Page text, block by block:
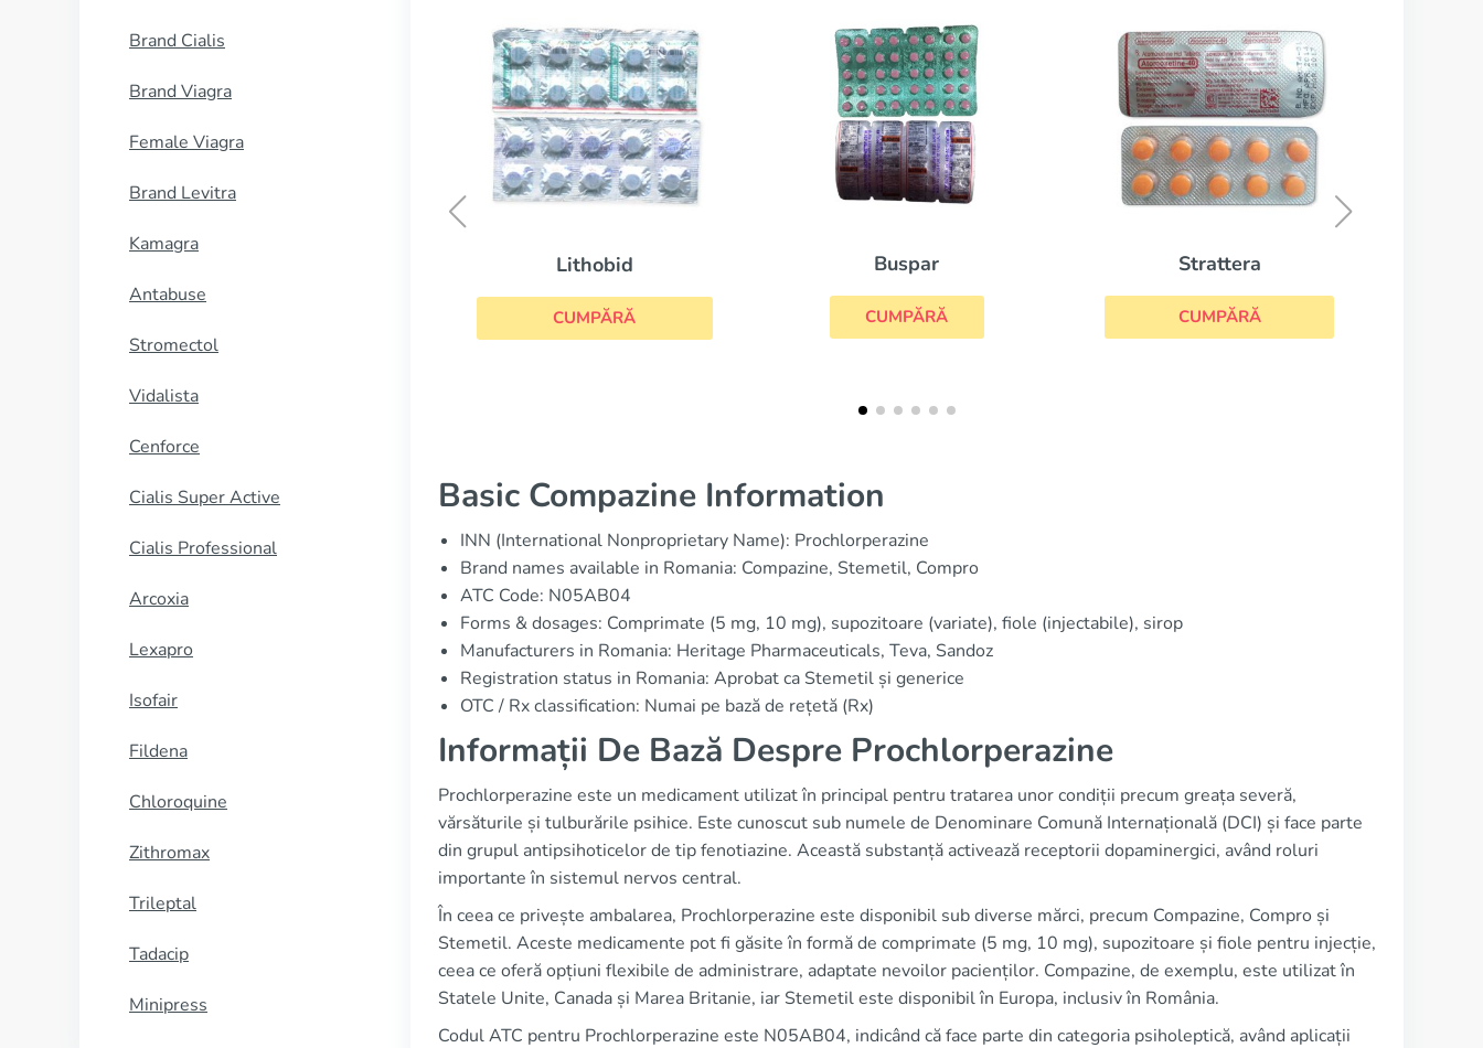
Brand Cialis
Brand Viagra
Female Viagra
Brand Levitra
Kamagra
Antabuse
Stromectol
Vidalista
Cenforce
Cialis Super Active
Cialis Professional
Arcoxia
Lexapro
Isofair
Fildena
Chloroquine
Zithromax
Trileptal
Tadacip
Minipress
Buspar
CUMPĂRĂ
Strattera
CUMPĂRĂ
Buspirone
Basic Compazine Information
INN (International Nonproprietary Name): Prochlorperazine
Brand names available in Romania: Compazine, Stemetil, Compro
ATC Code: N05AB04
Forms & dosages: Comprimate (5 mg, 10 mg), supozitoare (variate), fiole (injectabile), sirop
Manufacturers in Romania: Heritage Pharmaceuticals, Teva, Sandoz
Registration status in Romania: Aprobat ca Stemetil și generice
OTC / Rx classification: Numai pe bază de rețetă (Rx)
Informații De Bază Despre Prochlorperazine
Prochlorperazine este un medicament utilizat în principal pentru tratarea unor condiții precum greața severă,
vărsăturile și tulburările psihice. Este cunoscut sub numele de Denominare Comună Internațională (DCI) și face parte
din grupul antipsihoticelor de tip fenotiazine. Această substanță activează receptorii dopaminergici, având roluri
importante în sistemul nervos central.
În ceea ce privește ambalarea, Prochlorperazine este disponibil sub diverse mărci, precum Compazine, Compro și
Stemetil. Aceste medicamente pot fi găsite în formă de comprimate (5 mg, 10 mg), supozitoare și fiole pentru injecție,
ceea ce oferă opțiuni flexibile de administrare, adaptate nevoilor pacienților. Compazine, de exemplu, este utilizat în
Statele Unite, Canada și Marea Britanie, iar Stemetil este disponibil în Europa, inclusiv în România.
Codul ATC pentru Prochlorperazine este N05AB04, indicând că face parte din categoria psiholeptică, având aplicații